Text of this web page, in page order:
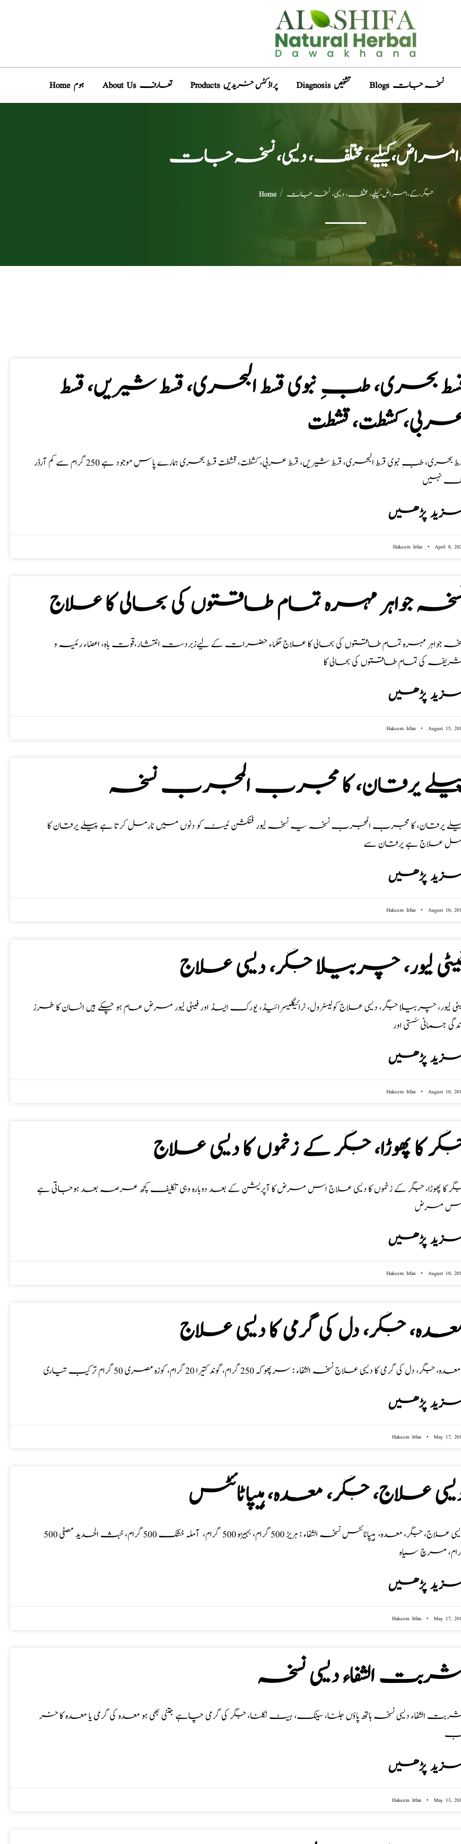
Home ہوم About Us تعارف Products پراڈکٹس خریدیں Diagnosis تشخیص Blogs نسخہ جات
مختلف، دیسی، نسخہ جات
Home / جگر،کے،امراض،کیلیے، مختلف، دیسی، نسخہ جات
بحری، طبِ نبوی قسط البحری، قسط شیریں، قسط
كشطت، قشطت
پڑھیں
Hakeem Irfan April 8,
جواہر مہرہ تمام طاقتوں کی بحالی کا علاج
جواہر مہرہ تمام طاقتوں کی بحالی کا علاج حُکماء حضرات کے لیےزبردست انتشار،قوت باہ، اعضاء رئیسہ و
کی تمام طاقتوں کی بحالی کا
پڑھیں
Hakeem Irfan August 15,
یرقان، کا مجرب المجرب نسخہ
یرقان، کا مجرب المجرب نسخہ یہ نسخہ لیور فنکشن ٹیسٹ کو دنوں میں نارمل کرتا ہے پیلے یرقان کا
علاج ہے یرقان سے
پڑھیں
Hakeem Irfan August 10,
لیور، چربیلا جگر، دیسی علاج
لیور، چربیلا جگر، دیسی علاج کولیسٹرول، ٹرائیگلیسرائیڈ، یورک ایسڈ اور فیٹی لیور مرض عام ہو چکے ہیں انسان کا طرز
جسمانی سُستی اور
پڑھیں
Hakeem Irfan August 10,
کا پھوڑا، جگر کے زخموں کا دیسی علاج
کا پھوڑا، جگر کے زخموں کا دیسی علاج اس مرض کا آپریشن کے بعد دوبارہ وہی تکلیف کچھ عرصہ بعد ہوجاتی ہے
مرض
پڑھیں
Hakeem Irfan August 10,
جگر، دل کی گرمی کا دیسی علاج
پڑھیں
Hakeem Irfan May 17,
علاج، جگر، معدہ، ہیپاٹائٹس
دیسی علاج، جگر، معدہ، ہیپاٹائٹس نسخہ الشفاء : ہریڑ 500 گرام، بہیڑہ 500 گرام، آملہ خشک 500 گرام، خبث الحدید مصفی 500
مرچ سیاہ
پڑھیں
Hakeem Irfan May 17,
الشفاء دیسی نسخہ
الشفاء دیسی نسخہ ہاتھ پاؤں جلنا، سینک، ہیٹ نکلنا، جگر کی گرمی چاہے جتنی بھی ہو معدہ کی گرمی یا معدہ کا خر
پڑھیں
Hakeem Irfan May 13,